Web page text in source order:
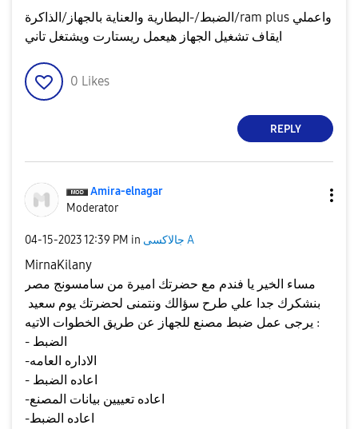
الضبط/-البطارية والعناية بالجهاز/الذاكرة/ram plus واعملي
ايقاف تشغيل الجهاز هيعمل ريستارت ويشتغل تاني
0 Likes
REPLY
Amira-elnagar
Moderator
‎04-15-202312:39 PM in جالاكسى A
MirnaKilany
مساء الخير يا فندم مع حضرتك اميرة من سامسونج مصر
بنشكرك جدا علي طرح سؤالك ونتمنى لحضرتك يوم سعيد
يرجى عمل ضبط مصنع للجهاز عن طريق الخطوات الاتيه :